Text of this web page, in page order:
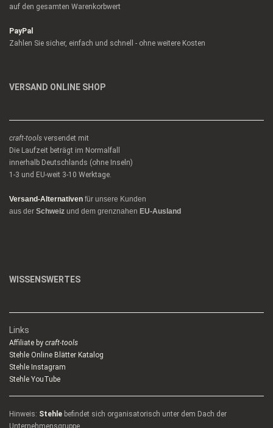
auf den gesamten Warenkorbwert
PayPal
Zahlen Sie sicher, einfach und schnell - ohne weitere Kosten
VERSAND ONLINE SHOP
craft-tools versendet mit
Die Laufzeit beträgt im Normalfall
innerhalb Deutschlands (ohne Inseln)
1-3 und EU-weit 3-10 Werktage.
Versand-Alternativen für unsere Kunden
aus der Schweiz und dem grenznahen EU-Ausland
WISSENSWERTES
Links
Affiliate by craft-tools
Stehle Online Blätter Katalog
Stehle Instagram
Stehle YouTube
Hinweis: Stehle befindet sich organisatorisch unter dem Dach der